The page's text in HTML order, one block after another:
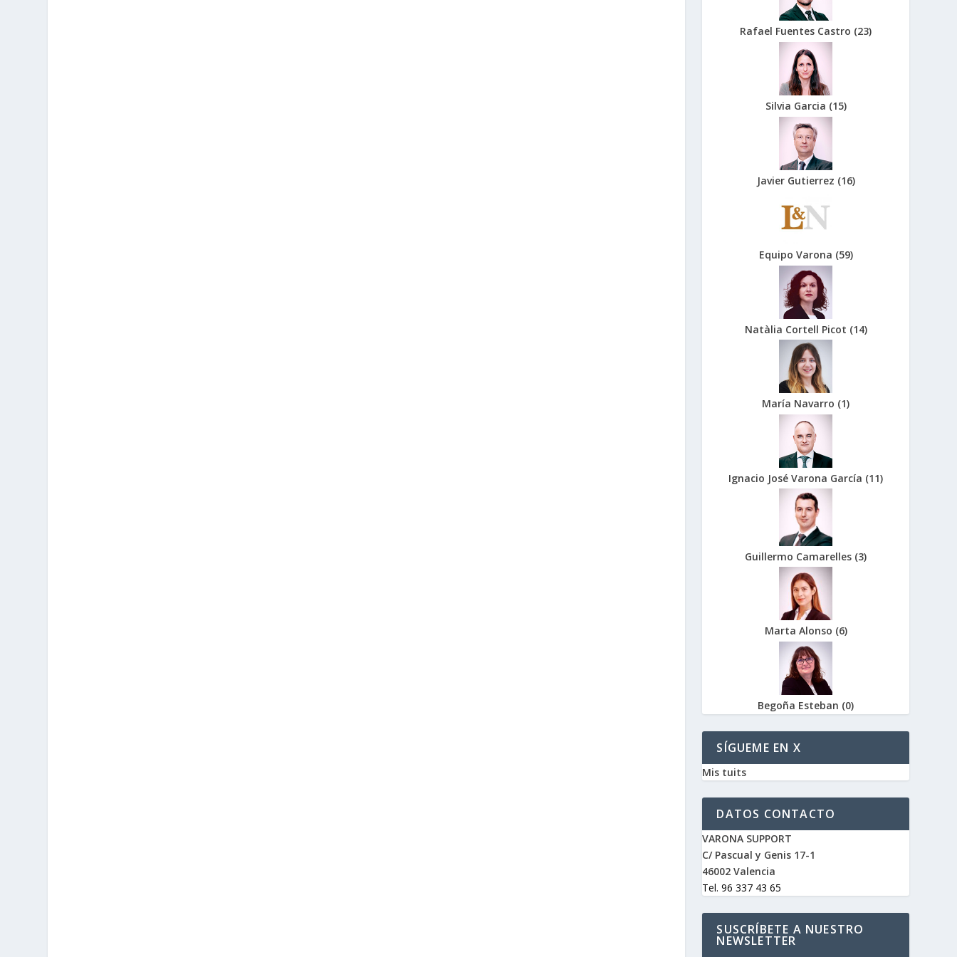
Rafael Fuentes Castro (23)
Silvia Garcia (15)
Javier Gutierrez (16)
Equipo Varona (59)
Natàlia Cortell Picot (14)
María Navarro (1)
Ignacio José Varona García (11)
Guillermo Camarelles (3)
Marta Alonso (6)
Begoña Esteban (0)
SÍGUEME EN X
Mis tuits
DATOS CONTACTO
VARONA SUPPORT
C/ Pascual y Genis 17-1
46002 Valencia
Tel. 96 337 43 65
SUSCRÍBETE A NUESTRO
NEWSLETTER